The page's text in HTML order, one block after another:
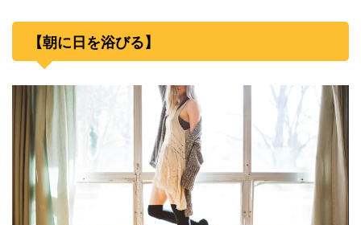
【朝に日を浴びる】